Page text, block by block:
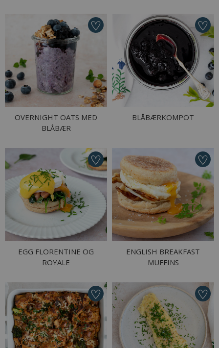
OVERNIGHT OATS MED
BLÅBÆR
BLÅBÆRKOMPOT
EGG FLORENTINE OG
ROYALE
ENGLISH BREAKFAST
MUFFINS